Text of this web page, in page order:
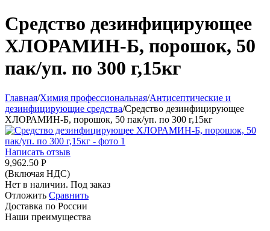
Средство дезинфицирующее
ХЛОРАМИН-Б, порошок, 50
пак/уп. по 300 г,15кг
Главная/Химия профессиональная/Антисептические и
дезинфицирующие средства/Средство дезинфицирующее
ХЛОРАМИН-Б, порошок, 50 пак/уп. по 300 г,15кг
Написать отзыв
9,962.50 Р
(Включая НДС)
Нет в наличии. Под заказ
Отложить Сравнить
Доставка по России
Наши преимущества